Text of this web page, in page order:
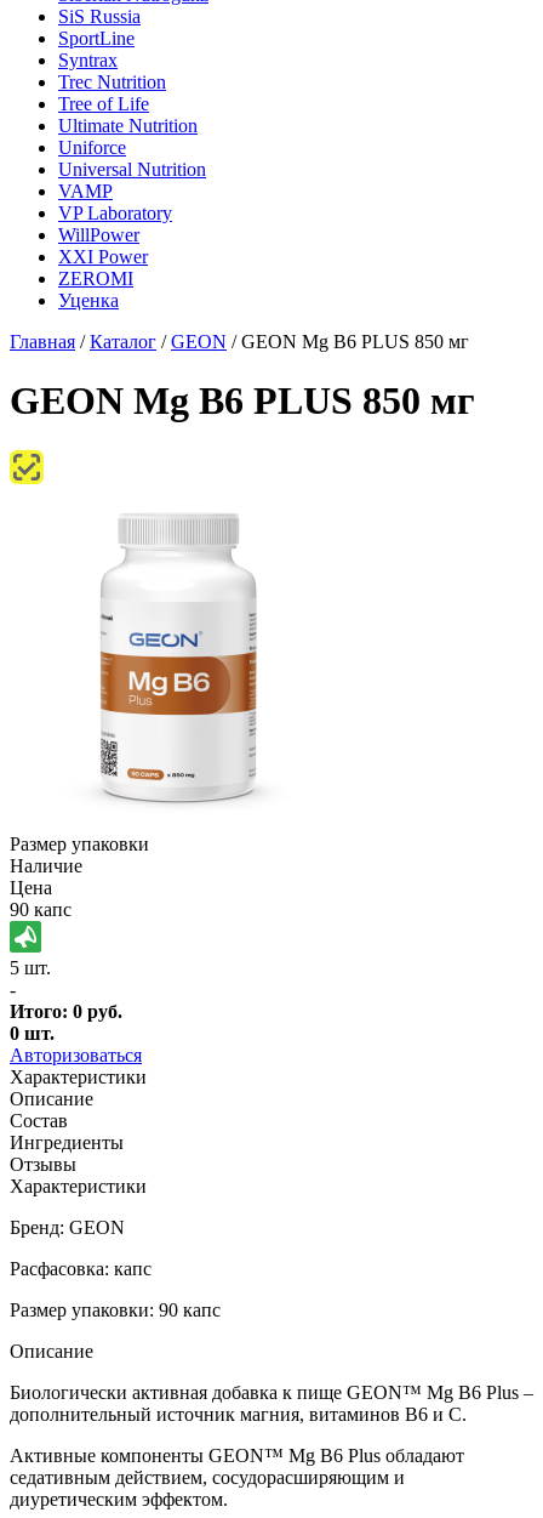
SiS Russia
SportLine
Syntrax
Trec Nutrition
Tree of Life
Ultimate Nutrition
Uniforce
Universal Nutrition
VAMP
VP Laboratory
WillPower
XXI Power
ZEROMI
Уценка
Главная /Каталог /GEON /GEON Mg B6 PLUS 850 мг
GEON Mg B6 PLUS 850 мг
Размер упаковки
Наличие
Цена
90 капс
5 шт.
-
Итого: 0 руб.
0 шт.
Авторизоваться
Характеристики
Описание
Состав
Ингредиенты
Отзывы
Характеристики
Бренд: GEON
Расфасовка: капс
Размер упаковки: 90 капс
Описание
Биологически активная добавка к пище GEON™ Mg B6 Plus –
дополнительный источник магния, витаминов B6 и C.
Активные компоненты GEON™ Mg B6 Plus обладают
седативным действием, сосудорасширяющим и
диуретическим эффектом.